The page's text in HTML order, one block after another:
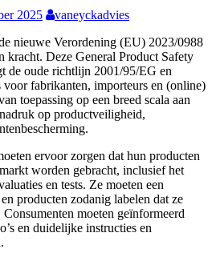
2025
vaneyckadvies
nieuwe Verordening (EU) 2023/0988
kracht. Deze General Product Safety
de oude richtlijn 2001/95/EG en
voor fabrikanten, importeurs en (online)
toepassing op een breed scala aan
op productveiligheid,
ervoor zorgen dat hun producten
worden gebracht, inclusief het
en tests. Ze moeten een
producten zodanig labelen dat ze
moeten geïnformeerd
en duidelijke instructies en